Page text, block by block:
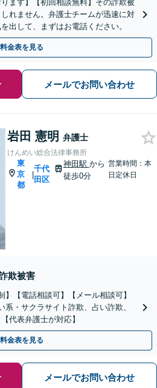
ます】【初回相談無料】その詐欺被
れません。弁護士チームが迅速に対
出して、まずはお電話ください。
料金表を見る
メールでお問い合わせ
岩田 憲明 弁護士
けんめい総合法律事務所
東
京
都
|
千代
田区
神田駅 から
徒歩0分
営業時間：本
日定休日
欺被害
】【電話相談可】【メール相談可】
系・サクラサイト詐欺、占い詐欺、
代表弁護士が対応】
料金表を見る
メールでお問い合わせ